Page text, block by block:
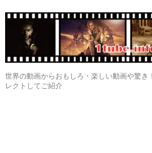
世界の動画からおもしろ・楽しい動画や驚き
レクトしてご紹介